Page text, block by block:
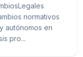
normativos
autónomos en
pro...